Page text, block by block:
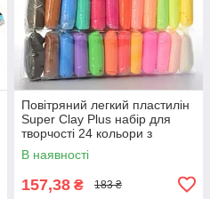
Повітряний легкий пластилін
Super Clay Plus набір для
творчості 24 кольори з
інструментами
В наявності
157,38 ₴ 183 ₴